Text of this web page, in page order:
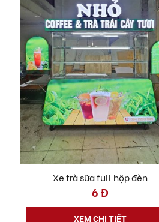
Xe trà sữa full hộp đèn
6 Đ
XEM CHI TIẾT